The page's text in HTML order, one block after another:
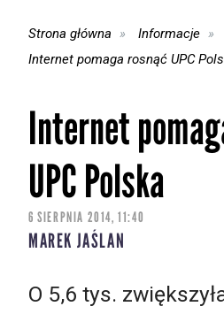
Strona główna
Informacje
Internet pomaga rosnąć UPC
Internet
UPC Polska
6 SIERPNIA 2014, 11:40
MAREK JAŚLAN
O 5,6 tys.